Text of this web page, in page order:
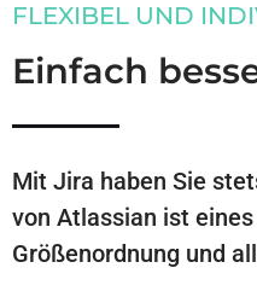
FLEXIBEL UND
Einfach
Mit Jira haben Sie
von Atlassian ist
Größenordnung und